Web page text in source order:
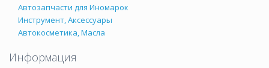
Автозапчасти для Иномарок
Инструмент, Аксессуары
Автокосметика, Масла
Информация